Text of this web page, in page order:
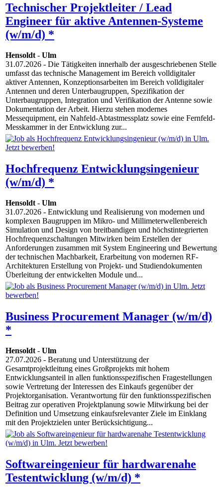
Technischer Projektleiter / Lead
Engineer für aktive Antennen-Systeme
(w/m/d) *
Hensoldt- Ulm
31.07.2026 - Die Tätigkeiten innerhalb der ausgeschriebenen Stelle
umfasst das technische Management im Bereich volldigitaler
aktiver Antennen, Konzeptionsarbeiten im Bereich volldigitaler
Antennen und deren Unterbaugruppen, Spezifikation der
Unterbaugruppen, Integration und Verifikation der Antenne sowie
Dokumentation der Arbeit. Hierzu stehen modernes
Messequipment, ein Nahfeld-Abtastmessplatz sowie eine Fernfeld-
Messkammer in der Entwicklung zur...
Hochfrequenz Entwicklungsingenieur
(w/m/d) *
Hensoldt- Ulm
31.07.2026 - Entwicklung und Realisierung von modernen und
komplexen Baugruppen im Mikro- und Millimeterwellenbereich
Simulation und Design von breitbandigen und höchstintegrierten
Hochfrequenzschaltungen Mitwirken beim Erstellen der
Anforderungen zusammen mit System Engineering und Bewertung
der technischen Machbarkeit, Erarbeitung von modernen RF-
Architekturen Erstellung von Projekt- und Studiendokumenten
Überleitung der entwickelten Module und...
Business Procurement Manager (w/m/d)
*
Hensoldt- Ulm
27.07.2026 - Beratung und Unterstützung der
Gesamtprojektleitung eines Großprojekts mit hohem
Entwicklungsanteil in allen funktionsspezifischen Fragestellungen
sowie Vertretung der Interessen des Einkaufs gegenüber der
Projektorganisation. Verantwortung für den funktionsspezifischen
Beitrag zur operativen Projektplanung sowie Mitwirkung bei der
Definition und Umsetzung einkaufsrelevanter Ziele im Einklang
mit den Projektzielen unter Berücksichtigung...
Softwareingenieur für hardwarenahe
Testentwicklung (w/m/d) *